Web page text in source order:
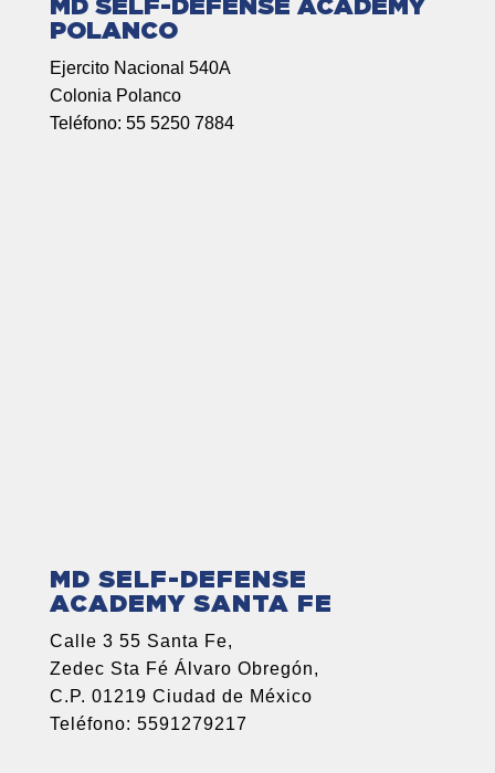
MD SELF-DEFENSE ACADEMY
POLANCO
Ejercito Nacional 540A
Colonia Polanco
Teléfono: 55 5250 7884
MD SELF-DEFENSE
ACADEMY SANTA FE
Calle 3 55 Santa Fe,
Zedec Sta Fé Álvaro Obregón,
C.P. 01219 Ciudad de México
Teléfono: 5591279217